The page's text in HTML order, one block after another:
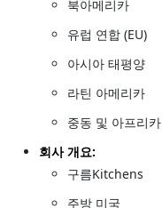
북아메리카
유럽 연합 (EU)
아시아 태평양
라틴 아메리카
중동 및 아프리카
회사 개요:
구름Kitchens
주방 미국